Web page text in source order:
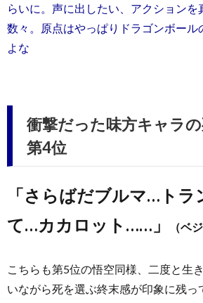
らいに。声に出したい、アクションを
数々。原点はやっぱりドラゴンボール
よな
衝撃だった味方キャラ
第4位
「さらばだブルマ…ト
て…カカロット……」
（ベ
こちらも第5位の悟空同様、二度と生
いながら死を選ぶ終末感が印象に残っ